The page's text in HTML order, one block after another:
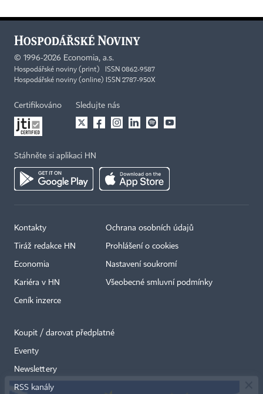
© 1996-2026 Economia, a.s.
Hospodářské noviny (print) ISSN 0862-9587
Hospodářské noviny (online) ISSN 2787-950X
Certifikováno Sledujte nás
Stáhněte si aplikaci HN
Kontakty
Tiráž redakce HN
Economia
Kariéra v HN
Ceník inzerce
Ochrana osobních údajů
Prohlášení o cookies
Nastavení soukromí
Všeobecné smluvní podmínky
Koupit / darovat předplatné
Eventy
Newslettery
RSS kanály